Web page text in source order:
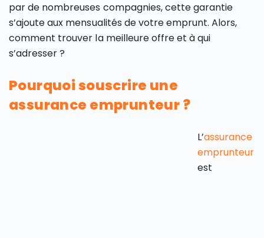
par de nombreuses compagnies, cette garantie
s’ajoute aux mensualités de votre emprunt. Alors,
comment trouver la meilleure offre et à qui
s’adresser ?
Pourquoi souscrire une
assurance emprunteur ?
L’assurance
emprunteur
est